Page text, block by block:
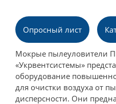
Опросный лист
Мокрые пылеуловители
«Укрвентсистемы»
оборудование
для очистки воздуха от
дисперсности. Они